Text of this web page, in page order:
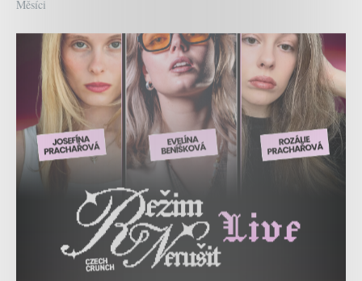
Měsíci